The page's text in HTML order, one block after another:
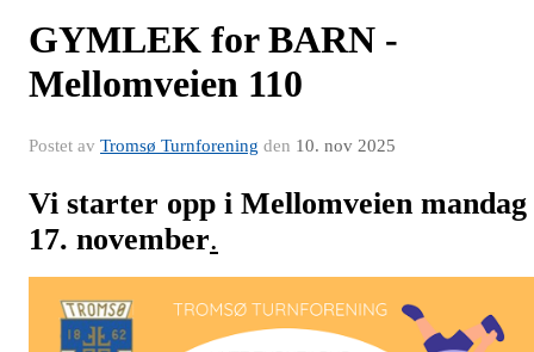
GYMLEK for BARN -
Mellomveien 110
Postet av Tromsø Turnforening den 10. nov 2025
Vi starter opp i Mellomveien mandag
17. november.